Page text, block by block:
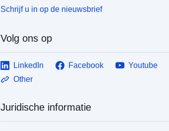
Schrijf u in op de nieuwsbrief
Volg ons op
LinkedIn Facebook
Youtube
Other
Juridische informatie